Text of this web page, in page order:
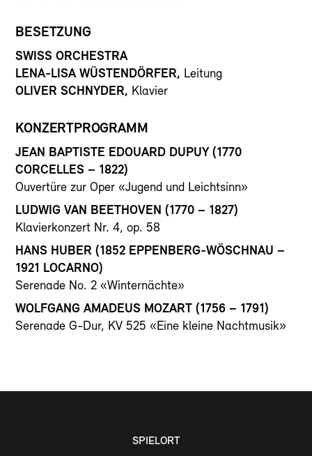
BESETZUNG
SWISS ORCHESTRA
LENA-LISA WÜSTENDÖRFER, Leitung
OLIVER SCHNYDER, Klavier
KONZERTPROGRAMM
JEAN BAPTISTE EDOUARD DUPUY (1770
CORCELLES – 1822)
Ouvertüre zur Oper «Jugend und Leichtsinn»
LUDWIG VAN BEETHOVEN (1770 – 1827)
Klavierkonzert Nr. 4, op. 58
HANS HUBER (1852 EPPENBERG-WÖSCHNAU –
1921 LOCARNO)
Serenade No. 2 «Winternächte»
WOLFGANG AMADEUS MOZART (1756 – 1791)
Serenade G-Dur, KV 525 «Eine kleine Nachtmusik»
SPIELORT